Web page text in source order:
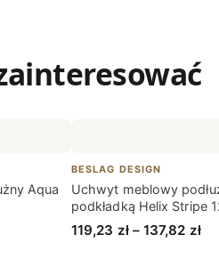
Aqua
BESLAG DESIGN
Uchwyt meblowy
podkładką Helix Stripe
119,23 zł – 137,82 zł